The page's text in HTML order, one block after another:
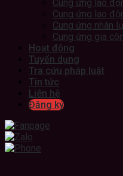
Cung ứng lao
Cung ứng lao
Cung ứng nhân
Cung ứng gia
Hoạt động
Tuyển dụng
Tra cứu pháp luật
Tin tức
Liên hệ
Đăng ký